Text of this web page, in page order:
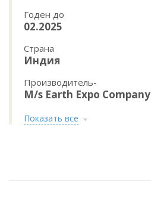
Годен до
02.2025
Страна
Индия
Производитель-
M/s Earth Expo Company
Показать все